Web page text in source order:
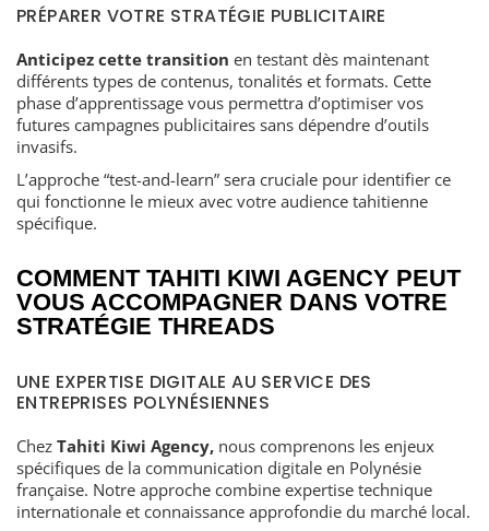
PRÉPARER VOTRE STRATÉGIE PUBLICITAIRE
Anticipez cette transition en testant dès maintenant
différents types de contenus, tonalités et formats. Cette
phase d’apprentissage vous permettra d’optimiser vos
futures campagnes publicitaires sans dépendre d’outils
invasifs.
L’approche “test-and-learn” sera cruciale pour identifier ce
qui fonctionne le mieux avec votre audience tahitienne
spécifique.
COMMENT TAHITI KIWI AGENCY PEUT
VOUS ACCOMPAGNER DANS VOTRE
STRATÉGIE THREADS
UNE EXPERTISE DIGITALE AU SERVICE DES
ENTREPRISES POLYNÉSIENNES
Chez Tahiti Kiwi Agency, nous comprenons les enjeux
spécifiques de la communication digitale en Polynésie
française. Notre approche combine expertise technique
internationale et connaissance approfondie du marché local.